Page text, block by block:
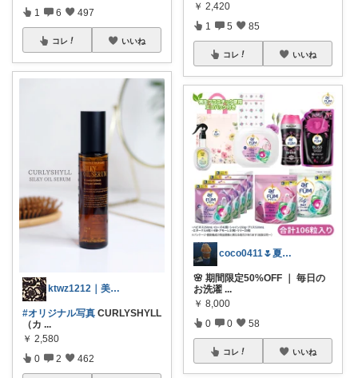
1 6 497
コレ いいね
ktwz1212｜美容好きROOM🫧
#オリジナル写真 CURLYSHYLL
（カ ...
￥ 2,580
0 2 462
￥ 2,420
1 5 85
コレ いいね
coco0411🌷夏グッズ色々🌻
🌸 期間限定50%OFF ｜ 毎日の
お洗濯 ...
￥ 8,000
0 0 58
コレ いいね